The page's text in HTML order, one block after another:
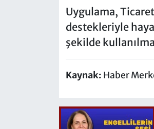
Uygulama,
destekleriyle
şekilde
Kaynak: Haber